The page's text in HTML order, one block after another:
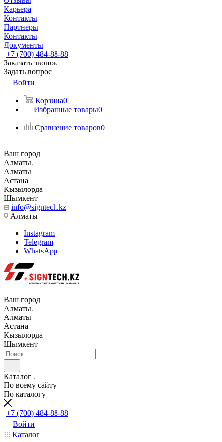
Карьера
Контакты
Партнеры
Контакты
Документы
+7 (700) 484-88-88
Заказать звонок
Задать вопрос
Войти
Корзина0
Избранные товары0
Сравнение товаров0
Ваш город
Алматы
Алматы
Астана
Кызылорда
Шымкент
info@signtech.kz
Алматы
Instagram
Telegram
WhatsApp
Ваш город
Алматы
Алматы
Астана
Кызылорда
Шымкент
Каталог
По всему сайту
По каталогу
+7 (700) 484-88-88
Войти
Каталог